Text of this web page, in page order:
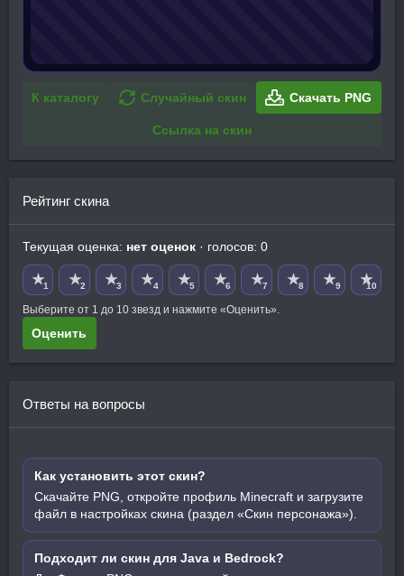
К каталогу Случайный скин Скачать PNG
Ссылка на скин
Рейтинг скина
Текущая оценка: нет оценок · голосов: 0
★1 ★2 ★3 ★4 ★5 ★6 ★7 ★8 ★9 ★10
Выберите от 1 до 10 звезд и нажмите «Оценить».
Оценить
Ответы на вопросы
Как установить этот скин?
Скачайте PNG, откройте профиль Minecraft и загрузите
файл в настройках скина (раздел «Скин персонажа»).
Подходит ли скин для Java и Bedrock?